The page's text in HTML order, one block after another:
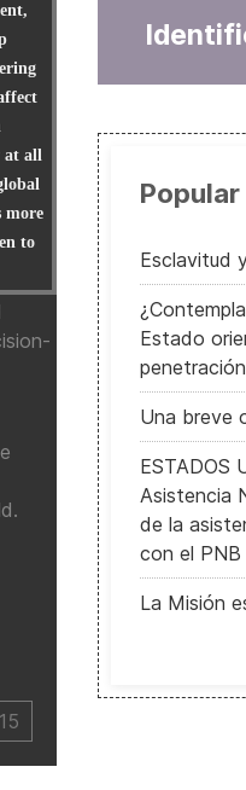
at all
more
to
Esclavitud
Estado
Una breve
ESTADOS
Asistencia
de la
con el PNB
La Misión